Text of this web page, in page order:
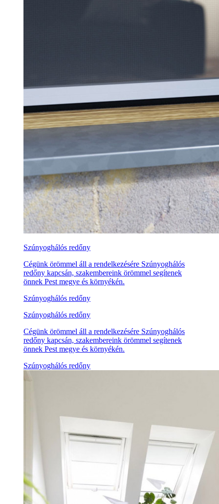
Szúnyoghálós redőny
Cégünk örömmel áll a rendelkezésére Szúnyoghálós
redőny kapcsán, szakembereink örömmel segítenek
önnek Pest megye és környékén.
Szúnyoghálós redőny
Szúnyoghálós redőny
Cégünk örömmel áll a rendelkezésére Szúnyoghálós
redőny kapcsán, szakembereink örömmel segítenek
önnek Pest megye és környékén.
Szúnyoghálós redőny